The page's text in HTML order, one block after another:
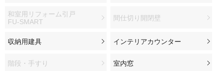
和室用リフォーム引戸
FU-SMART
間仕切り開閉壁
収納用建具 インテリアカウンター
階段・手すり 室内窓